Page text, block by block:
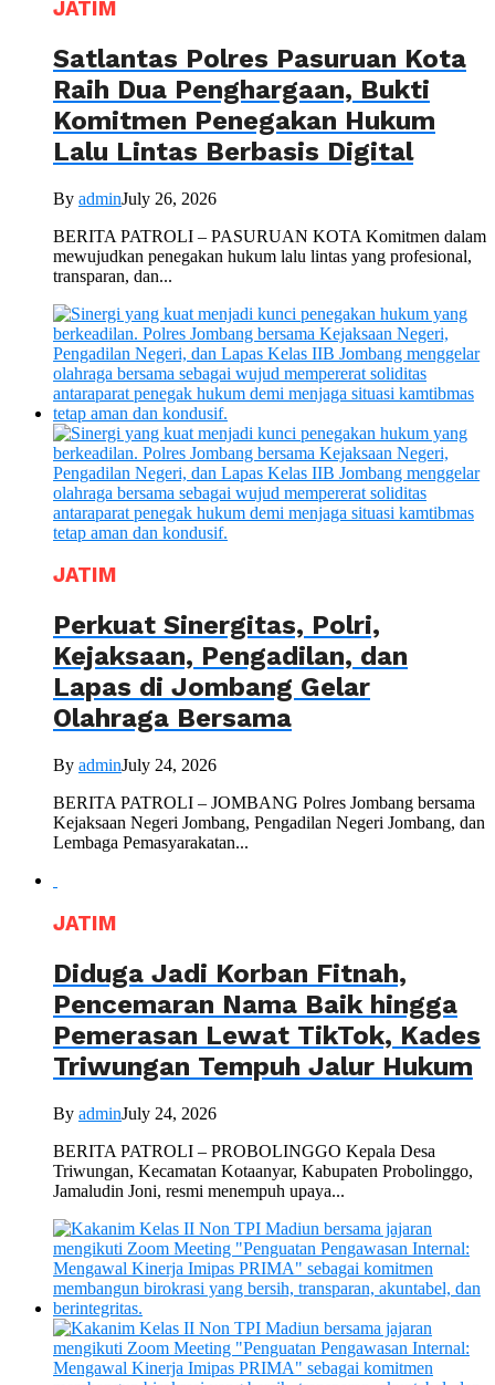
JATIM
Satlantas Polres Pasuruan Kota
Raih Dua Penghargaan, Bukti
Komitmen Penegakan Hukum
Lalu Lintas Berbasis Digital
By adminJuly 26, 2026
BERITA PATROLI – PASURUAN KOTA Komitmen dalam
mewujudkan penegakan hukum lalu lintas yang profesional,
transparan, dan...
JATIM
Perkuat Sinergitas, Polri,
Kejaksaan, Pengadilan, dan
Lapas di Jombang Gelar
Olahraga Bersama
By adminJuly 24, 2026
BERITA PATROLI – JOMBANG Polres Jombang bersama
Kejaksaan Negeri Jombang, Pengadilan Negeri Jombang, dan
Lembaga Pemasyarakatan...
JATIM
Diduga Jadi Korban Fitnah,
Pencemaran Nama Baik hingga
Pemerasan Lewat TikTok, Kades
Triwungan Tempuh Jalur Hukum
By adminJuly 24, 2026
BERITA PATROLI – PROBOLINGGO Kepala Desa
Triwungan, Kecamatan Kotaanyar, Kabupaten Probolinggo,
Jamaludin Joni, resmi menempuh upaya...